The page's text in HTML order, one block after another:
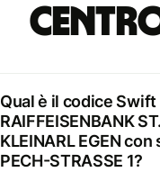
Qual è il codice Swift
RAIFFEISENBANK
KLEINARL EGEN
PECH-STRASSE 1?